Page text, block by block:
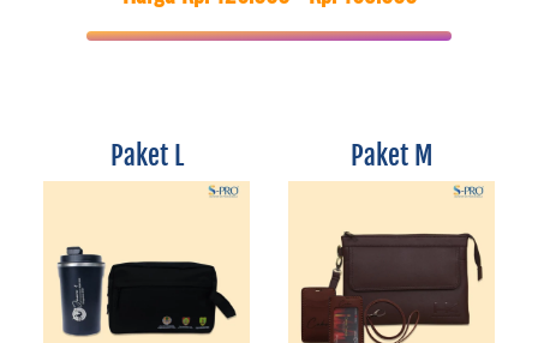
Paket L Paket M